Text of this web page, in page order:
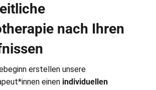
nach Ihren
erstellen unsere
einen individuellen